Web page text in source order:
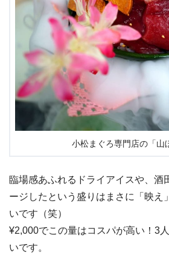
小松まぐろ専門店の「山
臨場感あふれるドライアイスや、酒
ージしたという盛りはまさに「映え
いです（笑）
¥2,000でこの量はコスパが高い！3
いです。